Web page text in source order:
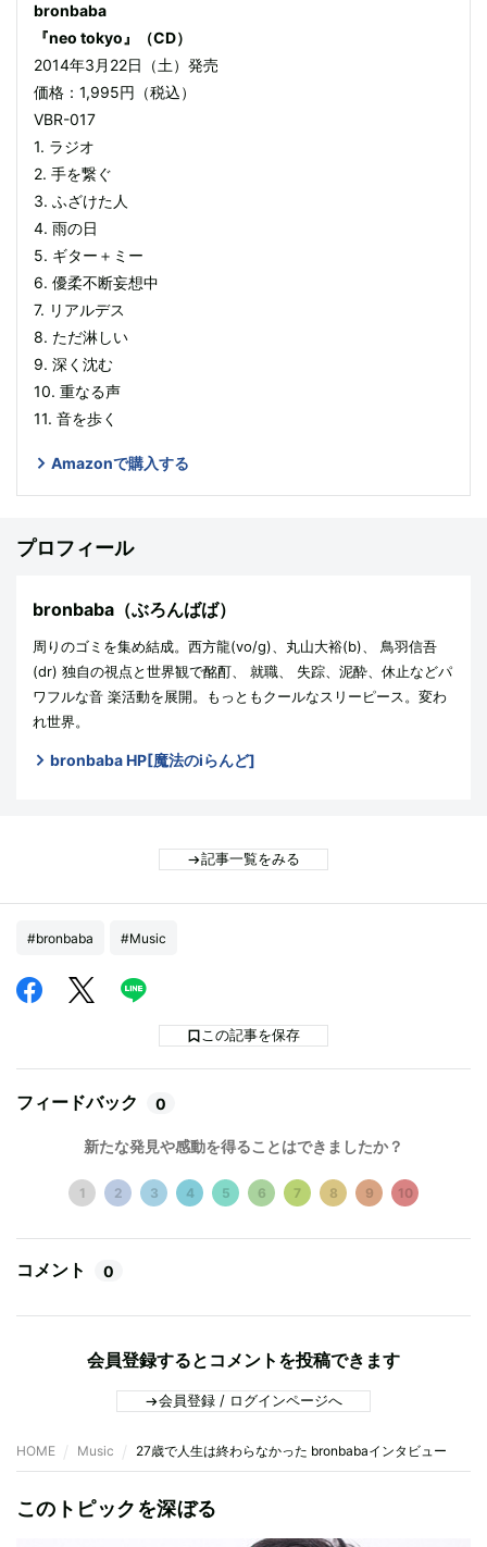
bronbaba
『neo tokyo』（CD）
2014年3月22日（土）発売
価格：1,995円（税込）
VBR-017
1. ラジオ
2. 手を繋ぐ
3. ふざけた人
4. 雨の日
5. ギター＋ミー
6. 優柔不断妄想中
7. リアルデス
8. ただ淋しい
9. 深く沈む
10. 重なる声
11. 音を歩く
Amazonで購入する
プロフィール
bronbaba（ぶろんばば）
周りのゴミを集め結成。西方龍(vo/g)、丸山大裕(b)、 鳥羽信吾
(dr) 独自の視点と世界観で酩酊、 就職、 失踪、泥酔、休止などパ
ワフルな音 楽活動を展開。もっともクールなスリーピース。変わ
れ世界。
bronbaba HP[魔法のiらんど]
記事一覧をみる
#bronbaba #Music
この記事を保存
フィードバック 0
新たな発見や感動を得ることはできましたか？
1 2 3 4 5 6 7 8 9 10
コメント 0
会員登録するとコメントを投稿できます
会員登録 / ログインページへ
HOME Music 27歳で人生は終わらなかった bronbabaインタビュー
このトピックを深ぼる